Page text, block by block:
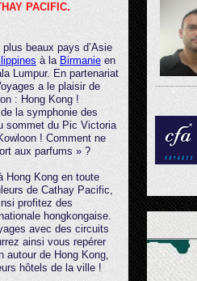
PACIFIC.
beaux pays d’Asie
à la Birmanie en
Lumpur. En partenariat
a le plaisir de
: Hong Kong !
la symphonie des
sommet du Pic Victoria
! Comment ne
aux parfums » ?
Hong Kong en toute
de Cathay Pacific,
profitez des
hongkongaise.
avec des circuits
ainsi vous repérer
autour de Hong Kong,
hôtels de la ville !